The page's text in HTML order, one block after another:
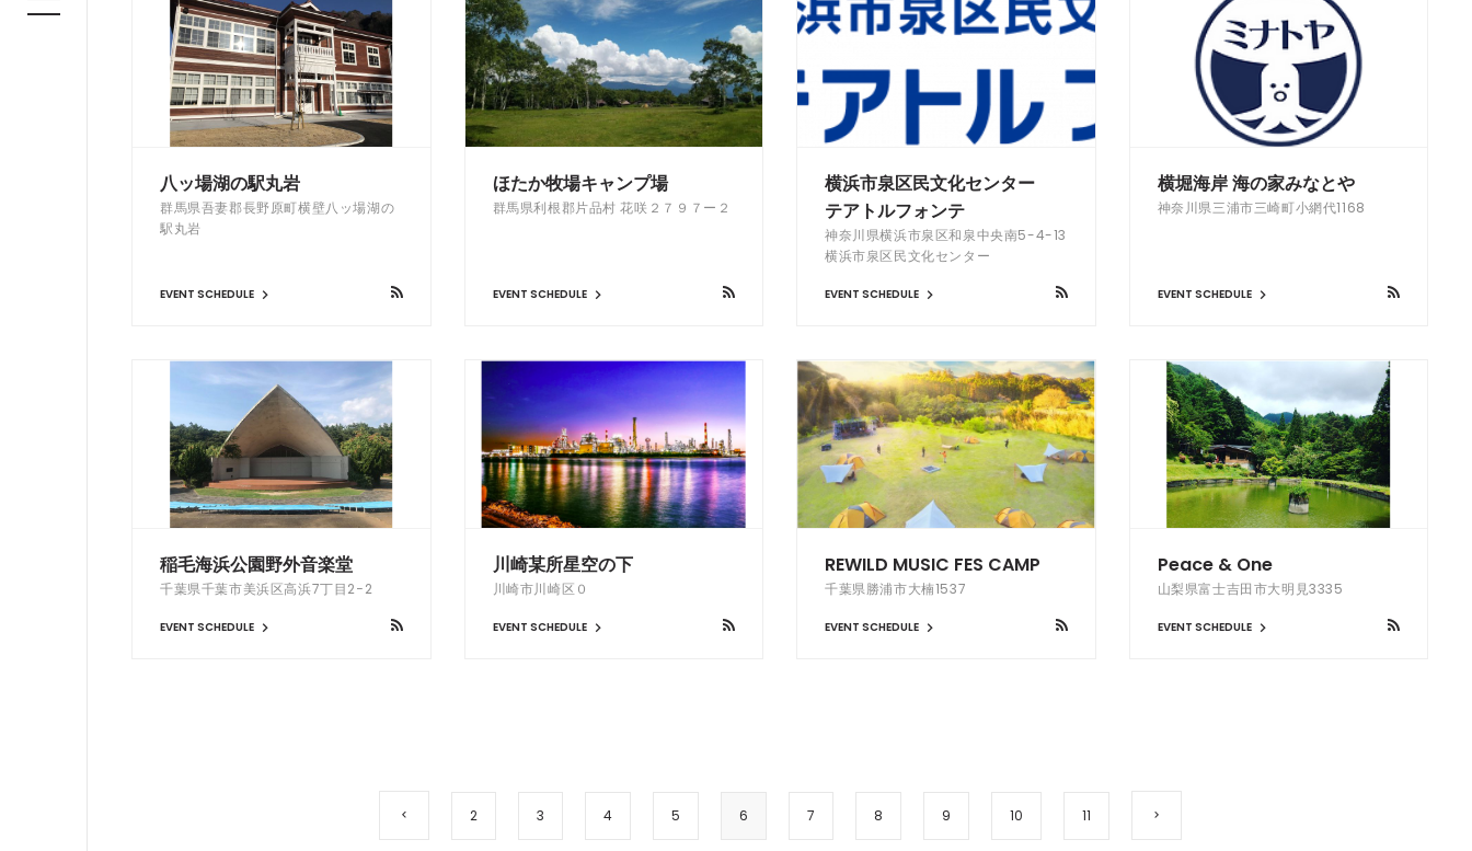
八ッ場湖の駅丸岩
群馬県吾妻郡長野原町横壁八ッ場湖の
駅丸岩
EVENT SCHEDULE
ほたか牧場キャンプ場
群馬県利根郡片品村 花咲２７９７ー２
EVENT SCHEDULE
横浜市泉区民文化センター
テアトルフォンテ
神奈川県横浜市泉区和泉中央南5-4-13
横浜市泉区民文化センター
EVENT SCHEDULE
横堀海岸 海の家みなとや
神奈川県三浦市三崎町小網代1168
EVENT SCHEDULE
稲毛海浜公園野外音楽堂
千葉県千葉市美浜区高浜7丁目2−2
EVENT SCHEDULE
川崎某所星空の下
川崎市川崎区０
EVENT SCHEDULE
REWILD MUSIC FES CAMP
千葉県勝浦市大楠1537
EVENT SCHEDULE
Peace & One
山梨県富士吉田市大明見3335
EVENT SCHEDULE
2 3 4 5 6 7 8 9 10 11